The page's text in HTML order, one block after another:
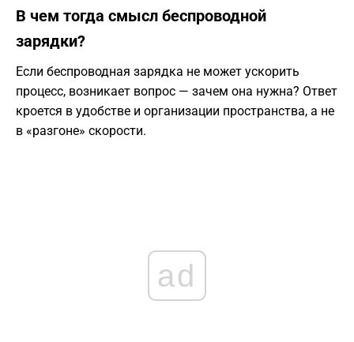
​В чем тогда смысл беспроводной
зарядки?
​Если беспроводная зарядка не может ускорить
процесс, возникает вопрос — зачем она нужна? Ответ
кроется в удобстве и организации пространства, а не
в «разгоне» скорости.
ad